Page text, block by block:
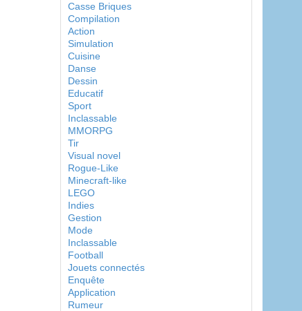
Casse Briques
Compilation
Action
Simulation
Cuisine
Danse
Dessin
Educatif
Sport
Inclassable
MMORPG
Tir
Visual novel
Rogue-Like
Minecraft-like
LEGO
Indies
Gestion
Mode
Inclassable
Football
Jouets connectés
Enquête
Application
Rumeur